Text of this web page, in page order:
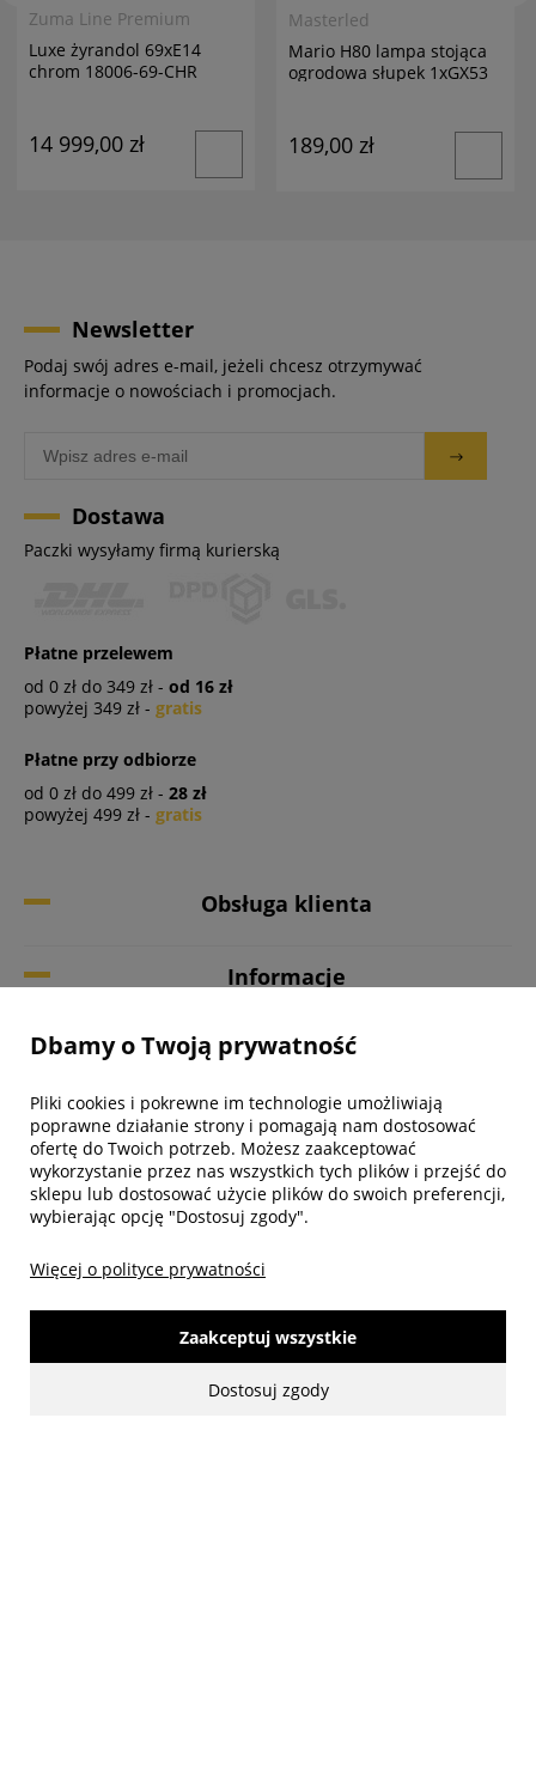
Zuma Line Premium
Luxe żyrandol 69xE14
chrom 18006-69-CHR
14 999,00 zł
Masterled
Mario H80 lampa stojąca
ogrodowa słupek 1xGX53
189,00 zł
Newsletter
Podaj swój adres e-mail, jeżeli chcesz otrzymywać
informacje o nowościach i promocjach.
Dostawa
Paczki wysyłamy firmą kurierską
Płatne przelewem
od 0 zł do 349 zł - od 16 zł
powyżej 349 zł - gratis
Płatne przy odbiorze
od 0 zł do 499 zł - 28 zł
powyżej 499 zł - gratis
Obsługa klienta
Informacje
Twoje konto
Biuro obsługi klienta
Dbamy o Twoją prywatność
Pliki cookies i pokrewne im technologie umożliwiają
poprawne działanie strony i pomagają nam dostosować
ofertę do Twoich potrzeb. Możesz zaakceptować
wykorzystanie przez nas wszystkich tych plików i przejść do
sklepu lub dostosować użycie plików do swoich preferencji,
wybierając opcję "Dostosuj zgody".
Więcej o polityce prywatności
Dostosuj zgody
Zaakceptuj wszystkie